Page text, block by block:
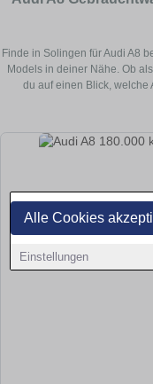
Alle Cookies
Einstellungen
Finde in Solingen für Audi A8
Models in deiner Nähe. Ob
du auf einen Blick, welche